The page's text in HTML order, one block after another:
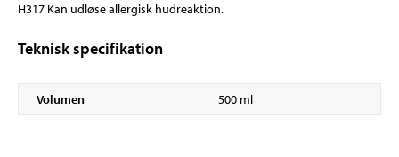
H317 Kan udløse allergisk hudreaktion.
Teknisk specifikation
Volumen 500 ml